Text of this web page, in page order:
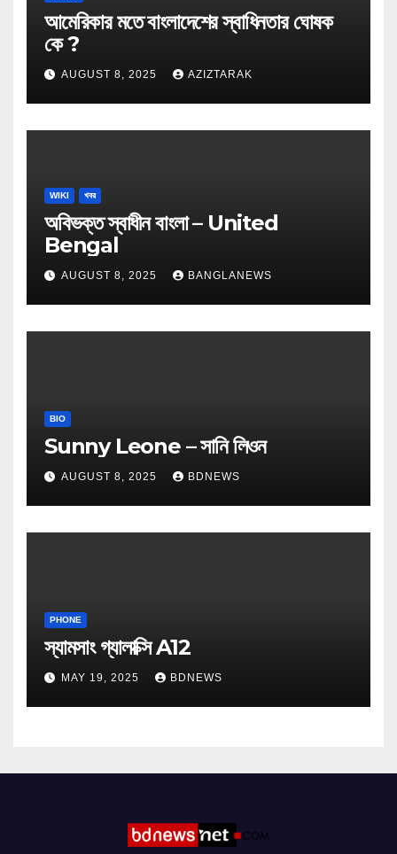
আমেরিকার মতে বাংলাদেশের স্বাধিনতার ঘোষক
কে ?
AUGUST 8, 2025 AZIZTARAK
WIKI খবর
অবিভক্ত স্বাধীন বাংলা – United
Bengal
AUGUST 8, 2025 BANGLANEWS
BIO
Sunny Leone – সানি লিওন
AUGUST 8, 2025 BDNEWS
PHONE
স্যামসাং গ্যালাক্সি A12
MAY 19, 2025 BDNEWS